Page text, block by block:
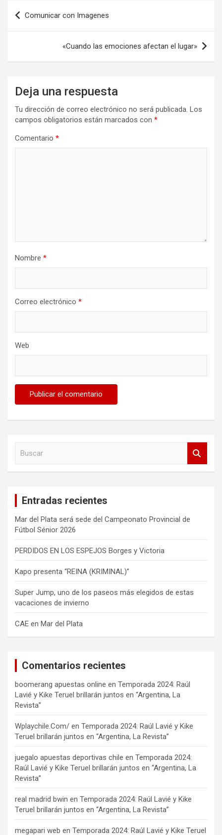
o
k
o
n
tir
Navegación
de
Comunicar con Imagenes
«Cuando las emociones afectan el lugar»
Deja una respuesta
Tu dirección de correo electrónico no será publicada. Los
campos obligatorios están marcados con *
Comentario *
Nombre *
Correo electrónico *
Web
Entradas recientes
Mar del Plata será sede del Campeonato Provincial de
Fútbol Sénior 2026
PERDIDOS EN LOS ESPEJOS Borges y Victoria
Kapo presenta “REINA (KRIMINAL)”
Super Jump, uno de los paseos más elegidos de estas
vacaciones de invierno
CAE en Mar del Plata
Comentarios recientes
boomerang apuestas online en Temporada 2024: Raúl
Lavié y Kike Teruel brillarán juntos en “Argentina, La
Revista”
Wplaychile.Com/ en Temporada 2024: Raúl Lavié y Kike
Teruel brillarán juntos en “Argentina, La Revista”
juegalo apuestas deportivas chile en Temporada 2024:
Raúl Lavié y Kike Teruel brillarán juntos en “Argentina, La
Revista”
real madrid bwin en Temporada 2024: Raúl Lavié y Kike
Teruel brillarán juntos en “Argentina, La Revista”
megapari web en Temporada 2024: Raúl Lavié y Kike Teruel